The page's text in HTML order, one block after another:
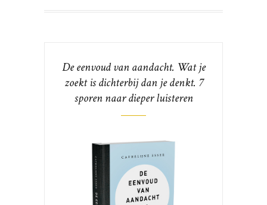
De eenvoud van aandacht. Wat je
zoekt is dichterbij dan je denkt. 7
sporen naar dieper luisteren